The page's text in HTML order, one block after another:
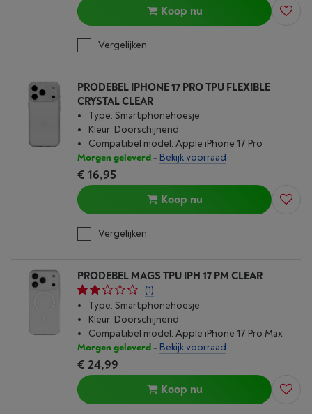
Koop nu
Vergelijken
PRODEBEL IPHONE 17 PRO TPU FLEXIBLE
CRYSTAL CLEAR
Type: Smartphonehoesje
Kleur: Doorschijnend
Compatibel model: Apple iPhone 17 Pro
Morgen geleverd- Bekijk voorraad
€ 16,95
Koop nu
Vergelijken
PRODEBEL MAGS TPU IPH 17 PM CLEAR
(1)
Type: Smartphonehoesje
Kleur: Doorschijnend
Compatibel model: Apple iPhone 17 Pro Max
Morgen geleverd- Bekijk voorraad
€ 24,99
Koop nu